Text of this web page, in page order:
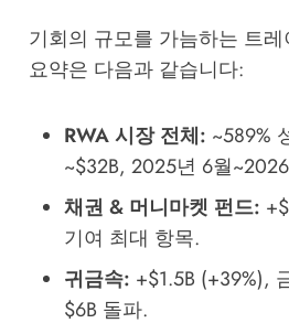
기회의 규모를 가늠하는 트
요약은 다음과 같습니다:
RWA 시장 전체: ~589%
~$32B, 2025년 6월
채권 & 머니마켓 펀드:
기여 최대 항목.
귀금속: +$1.5B (+39%),
$6B 돌파.